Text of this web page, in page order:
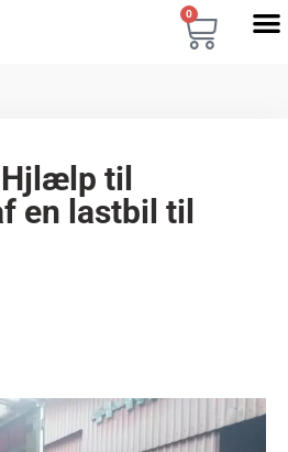
0
til
en lastbil til